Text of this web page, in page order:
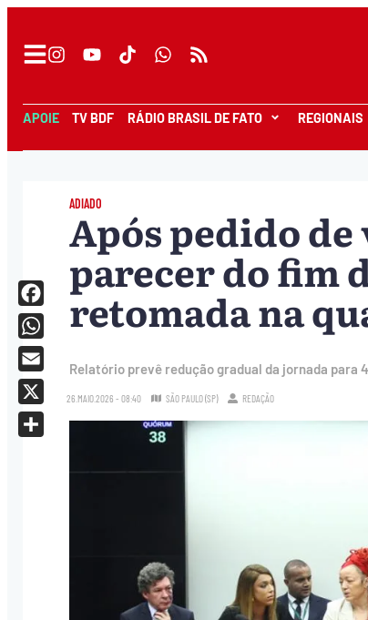
APOIE TV BDF RÁDIO BRASIL DE FATO REGIONAIS
ADIADO
Após pedido de
parecer do fim
retomada na
Relatório prevê redução gradual da jornada para
26.MAIO.2026 - 08:40 SÃO PAULO (SP) REDAÇÃO
Facebook
WhatsApp
Email
X